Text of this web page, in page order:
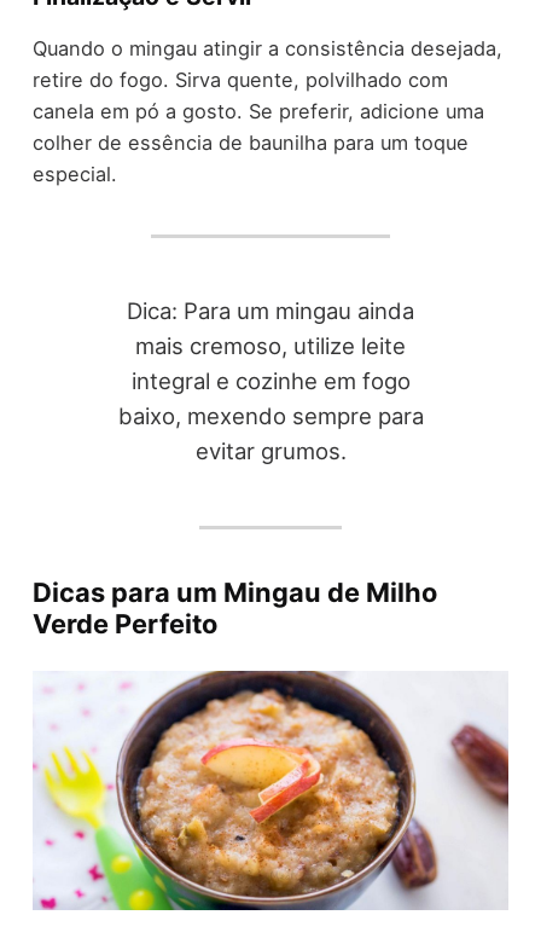
Quando o mingau atingir a consistência desejada,
retire do fogo. Sirva quente, polvilhado com
canela em pó a gosto. Se preferir, adicione uma
colher de essência de baunilha para um toque
especial.
Dica: Para um mingau ainda
mais cremoso, utilize leite
integral e cozinhe em fogo
baixo, mexendo sempre para
evitar grumos.
Dicas para um Mingau de Milho
Verde Perfeito